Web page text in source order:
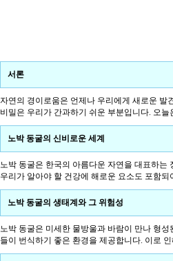
서론
자연의 경이로움은 언제나 우리에게 새로운 발
비밀은 우리가 간과하기 쉬운 부분입니다. 오
노박 동굴의 신비로운 세계
노박 동굴은 한국의 아름다운 자연을 대표하
우리가 알아야 할 건강에 해로운 요소도 포함되
노박 동굴의 생태계와 그 위험성
노박 동굴은 미세한 물방울과 바람이 만나 형
들이 번식하기 좋은 환경을 제공합니다. 이로